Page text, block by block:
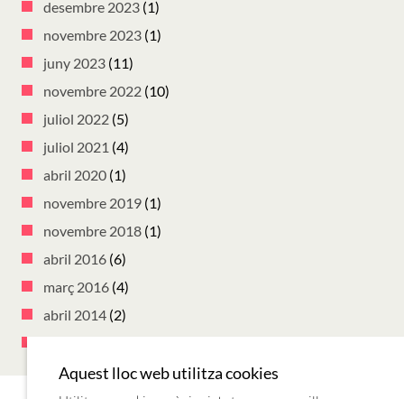
desembre 2023 (1)
novembre 2023 (1)
juny 2023 (11)
novembre 2022 (10)
juliol 2022 (5)
juliol 2021 (4)
abril 2020 (1)
novembre 2019 (1)
novembre 2018 (1)
abril 2016 (6)
març 2016 (4)
abril 2014 (2)
Aquest lloc web utilitza cookies